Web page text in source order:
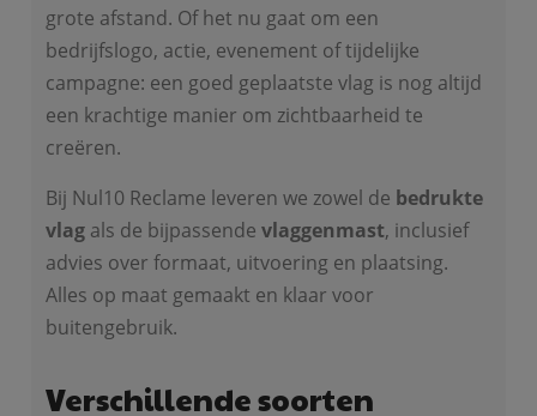
grote afstand. Of het nu gaat om een
bedrijfslogo, actie, evenement of tijdelijke
campagne: een goed geplaatste vlag is nog altijd
een krachtige manier om zichtbaarheid te
creëren.
Bij Nul10 Reclame leveren we zowel de bedrukte
vlagals de bijpassende vlaggenmast, inclusief
advies over formaat, uitvoering en plaatsing.
Alles op maat gemaakt en klaar voor
buitengebruik.
Verschillende soorten